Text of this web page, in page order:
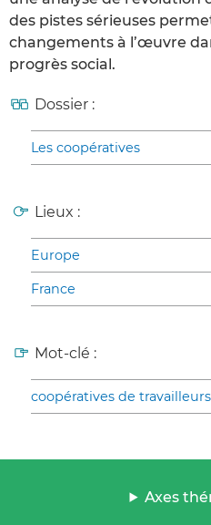
des pistes sérieuses
changements à l’œuvre
progrès social.
Dossier :
Les coopératives
Lieux :
Europe
France
Mot-clé :
coopératives de travailleurs
Axes